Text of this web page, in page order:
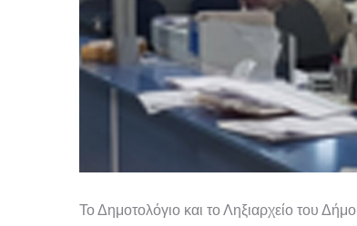
Το Δημοτολόγιο και το Ληξιαρχείο του